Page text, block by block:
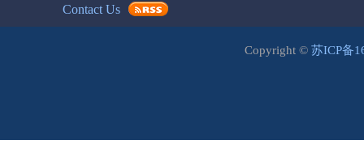
Contact Us
Copyright © 苏ICP备